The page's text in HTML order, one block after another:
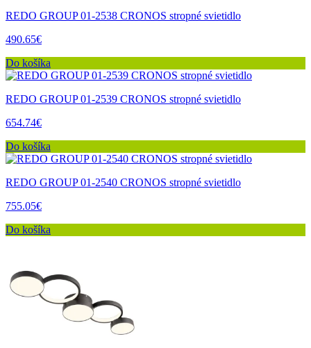
REDO GROUP 01-2538 CRONOS stropné svietidlo
490.65€
Do košíka
REDO GROUP 01-2539 CRONOS stropné svietidlo
654.74€
Do košíka
REDO GROUP 01-2540 CRONOS stropné svietidlo
755.05€
Do košíka